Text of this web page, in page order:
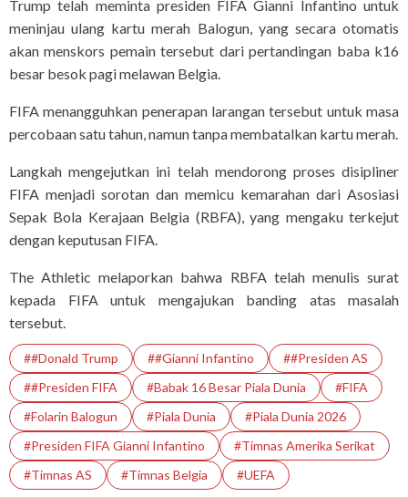
Trump telah meminta presiden FIFA Gianni Infantino untuk
meninjau ulang kartu merah Balogun, yang secara otomatis
akan menskors pemain tersebut dari pertandingan baba k⁠16
besar besok pagi melawan Belgia.
FIFA menangguhkan penerapan larangan tersebut untuk masa
percobaan satu tahun, namun tanpa membatalkan kartu merah.
Langkah mengejutkan ini ⁠telah mendorong proses disipliner
FIFA menjadi sorotan dan memicu kemarahan dari Asosiasi
Sepak Bola Kerajaan Belgia (RBFA), yang mengaku terkejut
dengan keputusan FIFA.
The Athletic melaporkan bahwa RBFA telah menulis surat
kepada FIFA untuk mengajukan banding atas masalah
tersebut.
##Donald Trump ##Gianni Infantino
##Presiden AS
##Presiden FIFA
#Babak 16 Besar Piala Dunia
#FIFA
#Folarin Balogun
#Piala Dunia
#Piala Dunia 2026
#Presiden FIFA Gianni Infantino
#Timnas Amerika Serikat
#Timnas AS
#Timnas Belgia #UEFA